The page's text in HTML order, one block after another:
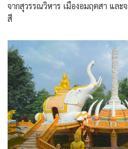
จากสุวรรณวิหาร เมืองอมฤตสา และ
สี